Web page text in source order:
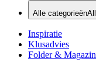
Alle categorieën
Inspiratie
Klusadvies
Folder &